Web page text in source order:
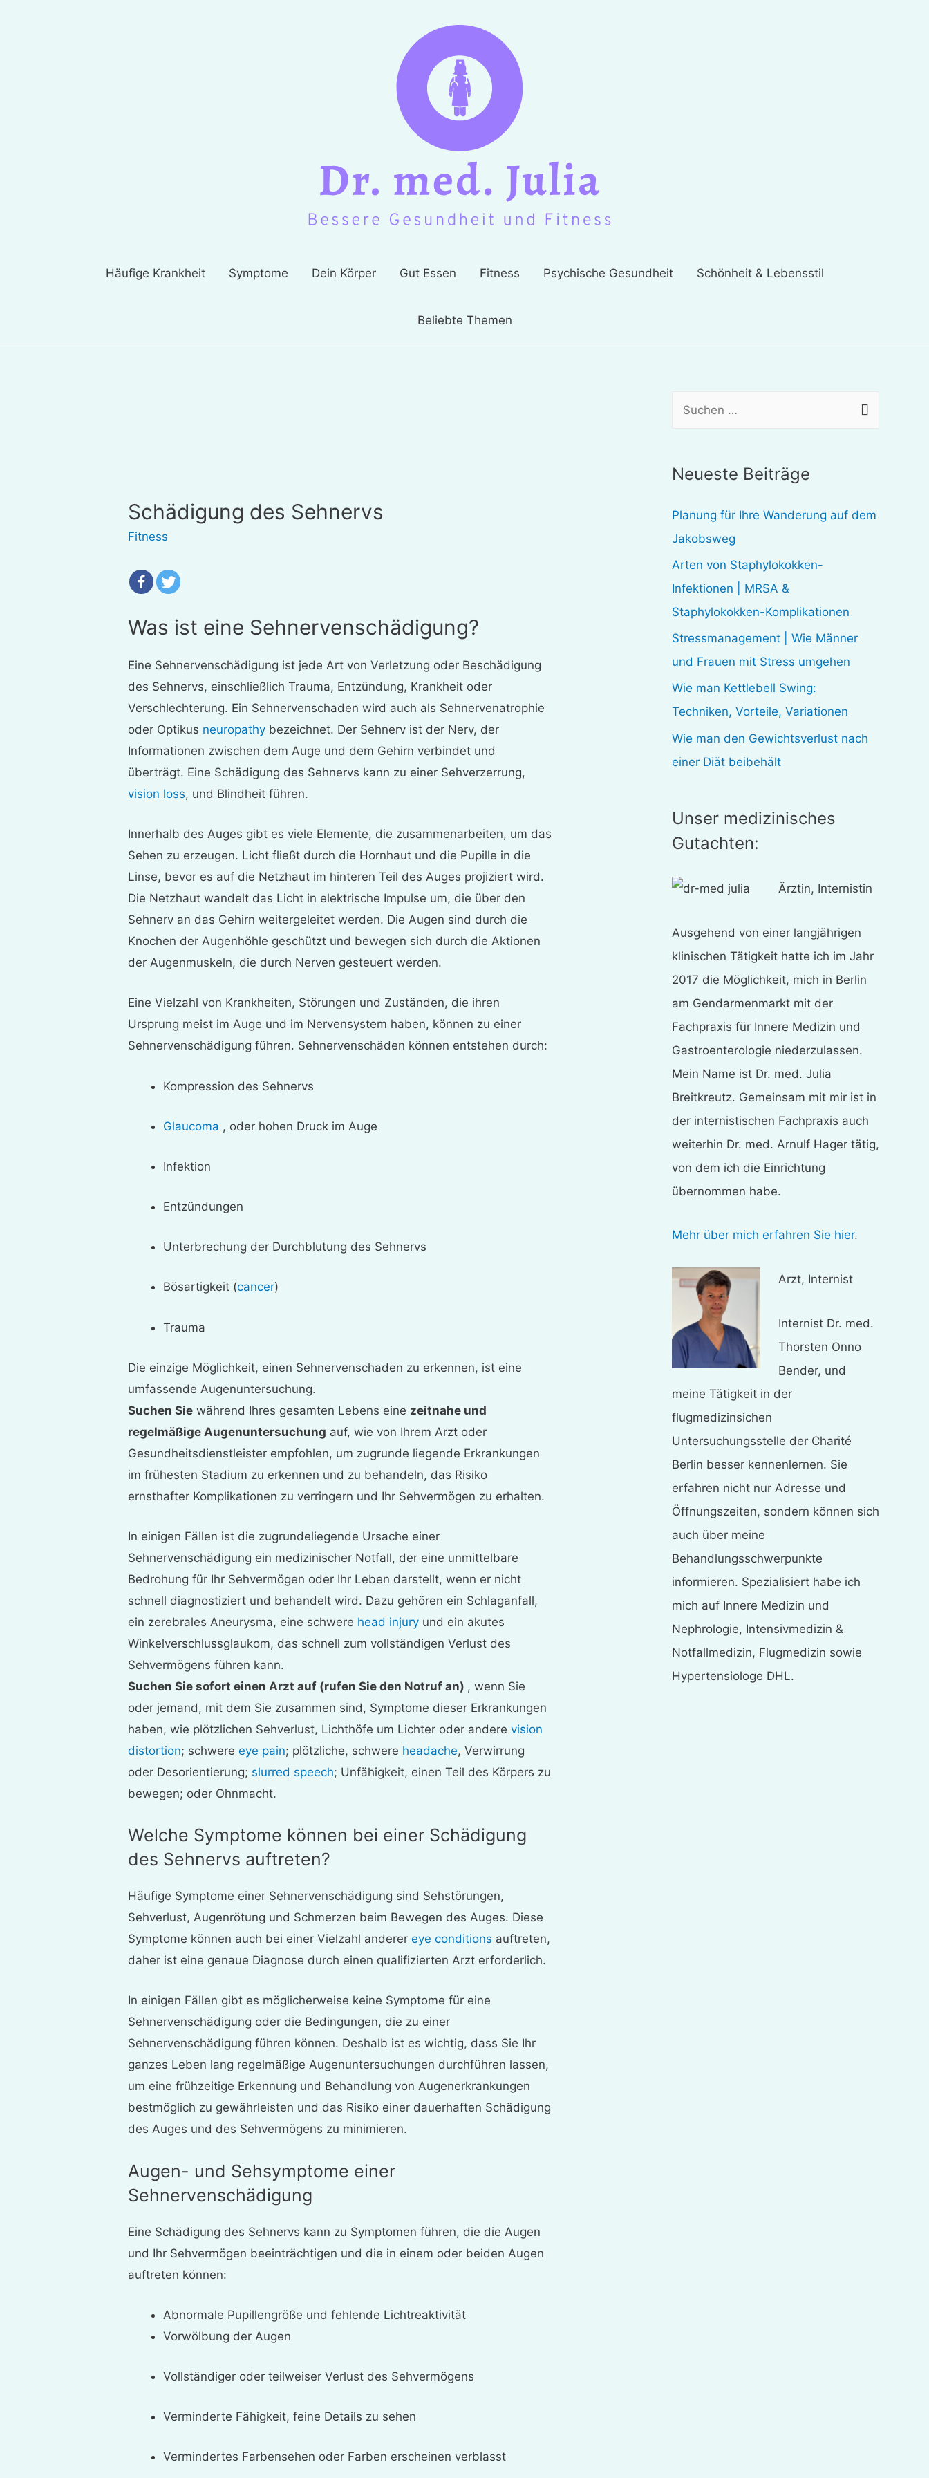
Häufige Krankheit Symptome Dein Körper Gut Essen Fitness Psychische Gesundheit Schönheit & Lebensstil
Beliebte Themen
Schädigung des Sehnervs
Fitness
Was ist eine Sehnervenschädigung?
Eine Sehnervenschädigung ist jede Art von Verletzung oder Beschädigung
des Sehnervs, einschließlich Trauma, Entzündung, Krankheit oder
Verschlechterung. Ein Sehnervenschaden wird auch als Sehnervenatrophie
oder Optikus neuropathy bezeichnet. Der Sehnerv ist der Nerv, der
Informationen zwischen dem Auge und dem Gehirn verbindet und
überträgt. Eine Schädigung des Sehnervs kann zu einer Sehverzerrung,
vision loss, und Blindheit führen.
Innerhalb des Auges gibt es viele Elemente, die zusammenarbeiten, um das
Sehen zu erzeugen. Licht fließt durch die Hornhaut und die Pupille in die
Linse, bevor es auf die Netzhaut im hinteren Teil des Auges projiziert wird.
Die Netzhaut wandelt das Licht in elektrische Impulse um, die über den
Sehnerv an das Gehirn weitergeleitet werden. Die Augen sind durch die
Knochen der Augenhöhle geschützt und bewegen sich durch die Aktionen
der Augenmuskeln, die durch Nerven gesteuert werden.
Eine Vielzahl von Krankheiten, Störungen und Zuständen, die ihren
Ursprung meist im Auge und im Nervensystem haben, können zu einer
Sehnervenschädigung führen. Sehnervenschäden können entstehen durch:
Kompression des Sehnervs
Glaucoma , oder hohen Druck im Auge
Infektion
Entzündungen
Unterbrechung der Durchblutung des Sehnervs
Bösartigkeit (cancer)
Trauma
Die einzige Möglichkeit, einen Sehnervenschaden zu erkennen, ist eine
umfassende Augenuntersuchung.
Suchen Sie während Ihres gesamten Lebens eine zeitnahe und
regelmäßige Augenuntersuchung auf, wie von Ihrem Arzt oder
Gesundheitsdienstleister empfohlen, um zugrunde liegende Erkrankungen
im frühesten Stadium zu erkennen und zu behandeln, das Risiko
ernsthafter Komplikationen zu verringern und Ihr Sehvermögen zu erhalten.
In einigen Fällen ist die zugrundeliegende Ursache einer
Sehnervenschädigung ein medizinischer Notfall, der eine unmittelbare
Bedrohung für Ihr Sehvermögen oder Ihr Leben darstellt, wenn er nicht
schnell diagnostiziert und behandelt wird. Dazu gehören ein Schlaganfall,
ein zerebrales Aneurysma, eine schwere head injury und ein akutes
Winkelverschlussglaukom, das schnell zum vollständigen Verlust des
Sehvermögens führen kann.
Suchen Sie sofort einen Arzt auf (rufen Sie den Notruf an) , wenn Sie
oder jemand, mit dem Sie zusammen sind, Symptome dieser Erkrankungen
haben, wie plötzlichen Sehverlust, Lichthöfe um Lichter oder anderevision
distortion; schwereeye pain; plötzliche, schwere headache, Verwirrung
oder Desorientierung; slurred speech; Unfähigkeit, einen Teil des Körpers zu
bewegen; oder Ohnmacht.
Welche Symptome können bei einer Schädigung
des Sehnervs auftreten?
Häufige Symptome einer Sehnervenschädigung sind Sehstörungen,
Sehverlust, Augenrötung und Schmerzen beim Bewegen des Auges. Diese
Symptome können auch bei einer Vielzahl anderereye conditions auftreten,
daher ist eine genaue Diagnose durch einen qualifizierten Arzt erforderlich.
In einigen Fällen gibt es möglicherweise keine Symptome für eine
Sehnervenschädigung oder die Bedingungen, die zu einer
Sehnervenschädigung führen können. Deshalb ist es wichtig, dass Sie Ihr
ganzes Leben lang regelmäßige Augenuntersuchungen durchführen lassen,
um eine frühzeitige Erkennung und Behandlung von Augenerkrankungen
bestmöglich zu gewährleisten und das Risiko einer dauerhaften Schädigung
des Auges und des Sehvermögens zu minimieren.
Augen- und Sehsymptome einer
Sehnervenschädigung
Eine Schädigung des Sehnervs kann zu Symptomen führen, die die Augen
und Ihr Sehvermögen beeinträchtigen und die in einem oder beiden Augen
auftreten können:
Abnormale Pupillengröße und fehlende Lichtreaktivität
Vorwölbung der Augen
Vollständiger oder teilweiser Verlust des Sehvermögens
Verminderte Fähigkeit, feine Details zu sehen
Vermindertes Farbensehen oder Farben erscheinen verblasst
h
n
n
a
c
h
:
Neueste Beiträge
Planung für Ihre Wanderung auf dem
Jakobsweg
Arten von Staphylokokken-
Infektionen | MRSA &
Staphylokokken-Komplikationen
Stressmanagement | Wie Männer
und Frauen mit Stress umgehen
Wie man Kettlebell Swing:
Techniken, Vorteile, Variationen
Wie man den Gewichtsverlust nach
einer Diät beibehält
Unser medizinisches
Gutachten:
Ärztin, Internistin
Ausgehend von einer langjährigen
klinischen Tätigkeit hatte ich im Jahr
2017 die Möglichkeit, mich in Berlin
am Gendarmenmarkt mit der
Fachpraxis für Innere Medizin und
Gastroenterologie niederzulassen.
Mein Name ist Dr. med. Julia
Breitkreutz. Gemeinsam mit mir ist in
der internistischen Fachpraxis auch
weiterhin Dr. med. Arnulf Hager tätig,
von dem ich die Einrichtung
übernommen habe.
Mehr über mich erfahren Sie hier.
Arzt, Internist
Internist Dr. med.
Thorsten Onno
Bender, und
meine Tätigkeit in der
flugmedizinsichen
Untersuchungsstelle der Charité
Berlin besser kennenlernen. Sie
erfahren nicht nur Adresse und
Öffnungszeiten, sondern können sich
auch über meine
Behandlungsschwerpunkte
informieren. Spezialisiert habe ich
mich auf Innere Medizin und
Nephrologie, Intensivmedizin &
Notfallmedizin, Flugmedizin sowie
Hypertensiologe DHL.